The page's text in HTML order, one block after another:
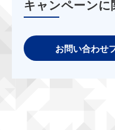
キャンペーン
お問い合わせ